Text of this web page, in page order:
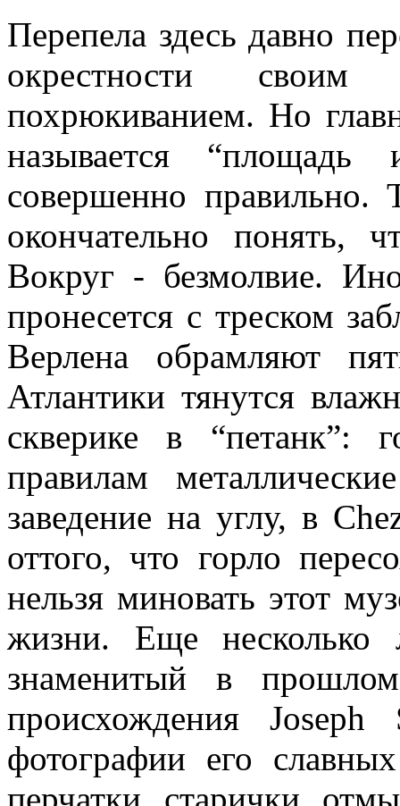
Перепела здесь давно
окрестности
похрюкиванием. Но
называется
совершенно
окончательно понять,
Вокруг - безмолвие.
пронесется с треском
Верлена обрамляют
Атлантики тянутся
скверике в
правилам
заведение на углу, в
оттого, что горло
нельзя миновать этот
жизни. Еще несколько
знаменитый в прошлом
происхождения
фотографии его
перчатки, старички,